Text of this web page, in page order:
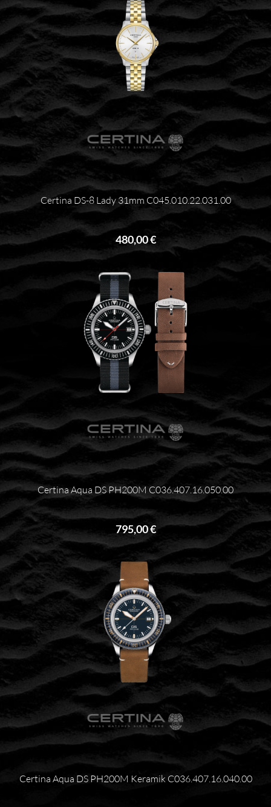
Certina DS-8 Lady 31mm C045.010.22.031.00
480,00 €
Certina Aqua DS PH200M C036.407.16.050.00
795,00 €
Certina Aqua DS PH200M Keramik C036.407.16.040.00